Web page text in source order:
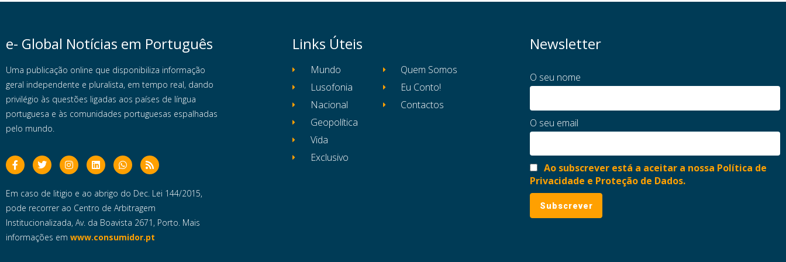
e- Global Notícias em Português
Uma publicação online que disponibiliza informação
geral independente e pluralista, em tempo real, dando
privilégio às questões ligadas aos países de língua
portuguesa e às comunidades portuguesas espalhadas
pelo mundo.
Em caso de litigio e ao abrigo do Dec. Lei 144/2015,
pode recorrer ao Centro de Arbitragem
Institucionalizada, Av. da Boavista 2671, Porto. Mais
informações em www.consumidor.pt
Links Úteis
Mundo
Lusofonia
Nacional
Geopolítica
Vida
Exclusivo
Quem Somos
Eu Conto!
Contactos
Newsletter
O seu nome
O seu email
Ao subscrever está a aceitar a nossa Política de
Privacidade e Proteção de Dados.